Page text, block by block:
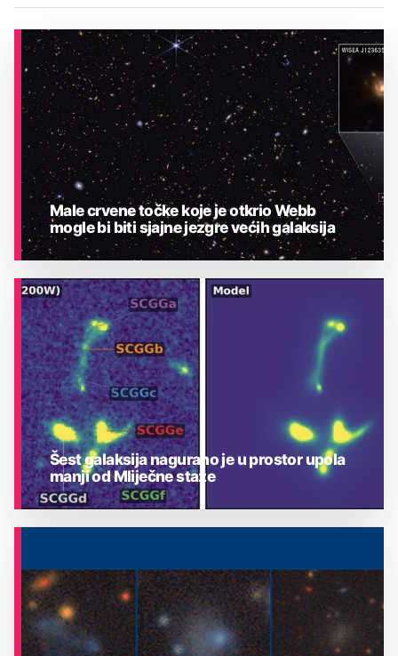
ASTRONOMIJA
Male crvene točke koje je otkrio Webb
mogle bi biti sjajne jezgre većih galaksija
Šest galaksija nagurano je u prostor upola
manji od Mliječne staze